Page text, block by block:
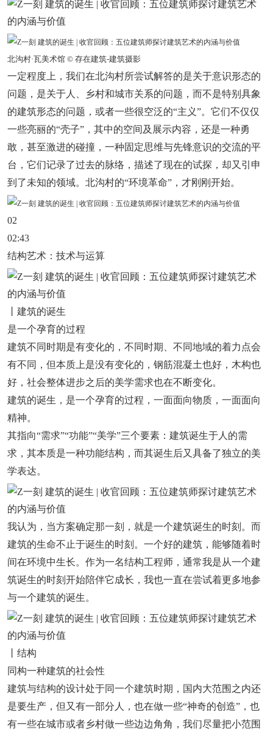
北沟村·瓦美术馆 © 存在建筑-建筑摄影
一定程度上，我们在北沟村所尝试解答的是关于意识形态的
问题，是关于人、乡村和城市关系的问题，而不是特别具象
的建筑形态的问题，或者一些很空泛的“主义”。它们不仅仅
一些亮丽的“壳子”，其中的空间及展示内容，还是一种勇
敢，甚至激进的碰撞，一种固定思维与先锋意识的交流的平
台，它们记录了过去的脉络，描述了现在的试探，却又引申
到了未知的领域。北沟村的“环境革命”，才刚刚开始。
02
02:43
结构艺术：技术与运算
丨建筑的诞生
是一个孕育的过程
建筑不同时期是有变化的，不同时期、不同地域的着力点会
有不同，但本质上是没有变化的，钢筋混凝土也好，木构也
好，社会整体进步之后的美学需求也在不断变化。
建筑的诞生，是一个孕育的过程，一面面向物质，一面面向
精神。
其指向“需求”“功能”“美学”三个要素：建筑诞生于人的需
求，其本质是一种功能结构，而其诞生后又具备了独立的美
学表达。
我认为，当方案确定那一刻，就是一个建筑诞生的时刻。而
建筑的生命不止于诞生的时刻。一个好的建筑，能够随着时
间在环境中生长。作为一名结构工程师，通常我是从一个建
筑诞生的时刻开始陪伴它成长，我也一直在尝试着更多地参
与一个建筑的诞生。
丨结构
同构一种建筑的社会性
建筑与结构的设计处于同一个建筑时期，国内大范围之内还
是要生产，但又有一部分人，也在做一些“神奇的创造”，也
有一些在城市或者乡村做一些边边角角，我们尽量把小范围